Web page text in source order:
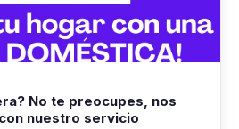
No te preocupes, nos
nuestro servicio